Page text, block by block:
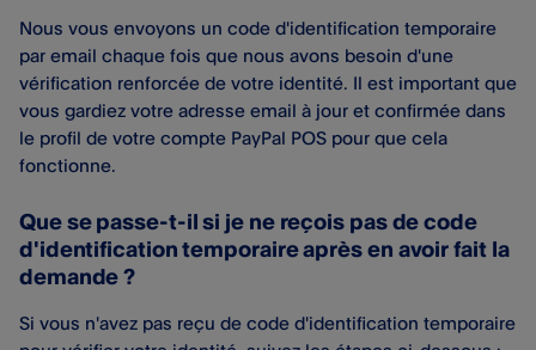
Nous vous envoyons un code d'identification temporaire
par email chaque fois que nous avons besoin d'une
vérification renforcée de votre identité. Il est important que
vous gardiez votre adresse email à jour et confirmée dans
le profil de votre compte PayPal POS pour que cela
fonctionne.
Que se passe-t-il si je ne reçois pas de code
d'identification temporaire après en avoir fait la
demande ?
Si vous n'avez pas reçu de code d'identification temporaire